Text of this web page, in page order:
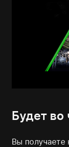
Будет во
Вы получаете